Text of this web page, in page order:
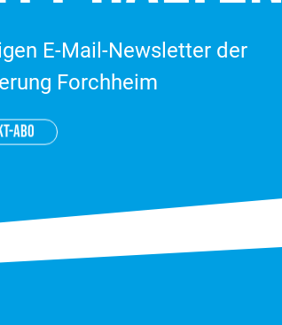
E-Mail-Newsletter der
Forchheim
ABO